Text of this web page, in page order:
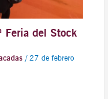
Feria del Stock
/ 27 de febrero